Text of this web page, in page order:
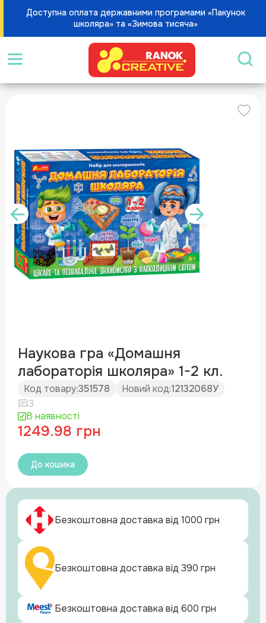
Доступна оплата державними програмами «Пакунок
школяра» та «Зимова тисяча»
Наукова гра «Домашня
лабораторія школяра» 1-2 кл.
Код товару:351578 Новий код:12132068У
3
В наявності
1249.98 грн
До кошика
Безкоштовна доставка від 1000 грн
Безкоштовна доставка від 390 грн
Безкоштовна доставка від 600 грн